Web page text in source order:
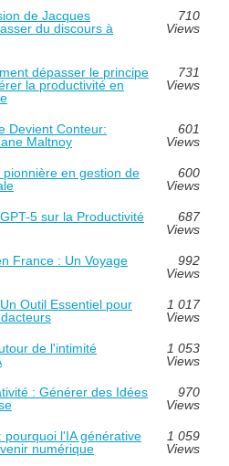
de Jacques
du discours à
710
Views
dépasser le principe
la productivité en
731
Views
Devient Conteur:
Maltnoy
601
Views
en gestion de
600
Views
5 sur la Productivité
687
Views
France : Un Voyage
992
Views
Outil Essentiel pour
1 017
Views
de l'intimité
1 053
Views
: Générer des Idées
970
Views
pourquoi l'IA générative
numérique
1 059
Views